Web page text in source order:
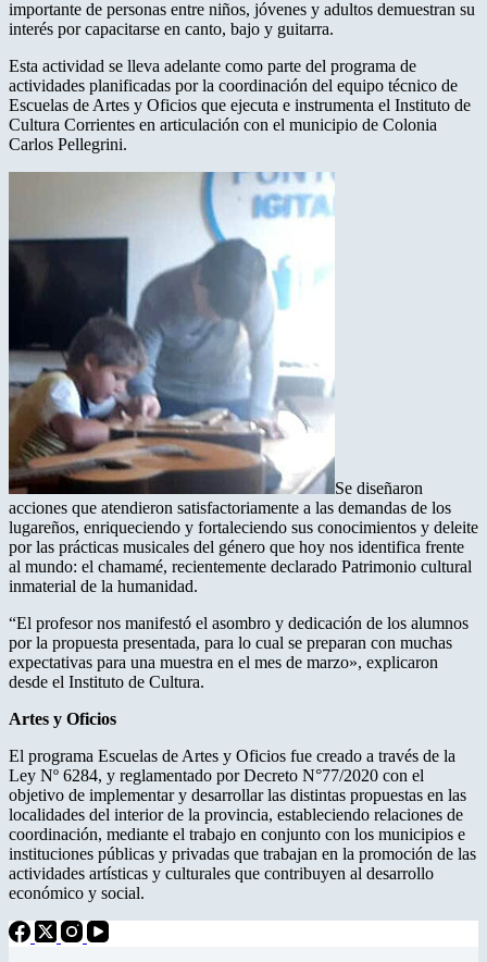
importante de personas entre niños, jóvenes y adultos demuestran su
interés por capacitarse en canto, bajo y guitarra.
Esta actividad se lleva adelante como parte del programa de
actividades planificadas por la coordinación del equipo técnico de
Escuelas de Artes y Oficios que ejecuta e instrumenta el Instituto de
Cultura Corrientes en articulación con el municipio de Colonia
Carlos Pellegrini.
Se diseñaron
acciones que atendieron satisfactoriamente a las demandas de los
lugareños, enriqueciendo y fortaleciendo sus conocimientos y deleite
por las prácticas musicales del género que hoy nos identifica frente
al mundo: el chamamé, recientemente declarado Patrimonio cultural
inmaterial de la humanidad.
“El profesor nos manifestó el asombro y dedicación de los alumnos
por la propuesta presentada, para lo cual se preparan con muchas
expectativas para una muestra en el mes de marzo», explicaron
desde el Instituto de Cultura.
Artes y Oficios
El programa Escuelas de Artes y Oficios fue creado a través de la
Ley Nº 6284, y reglamentado por Decreto N°77/2020 con el
objetivo de implementar y desarrollar las distintas propuestas en las
localidades del interior de la provincia, estableciendo relaciones de
coordinación, mediante el trabajo en conjunto con los municipios e
instituciones públicas y privadas que trabajan en la promoción de las
actividades artísticas y culturales que contribuyen al desarrollo
económico y social.